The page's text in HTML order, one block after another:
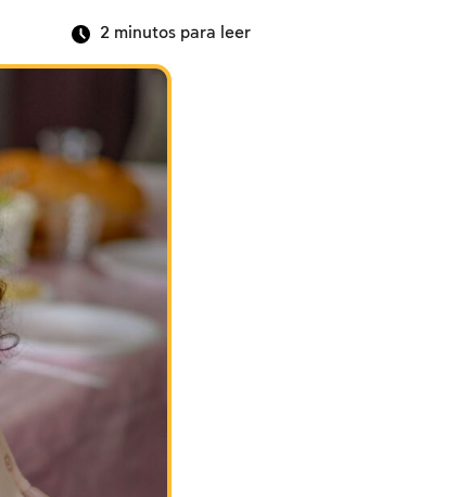
2 minutos para leer